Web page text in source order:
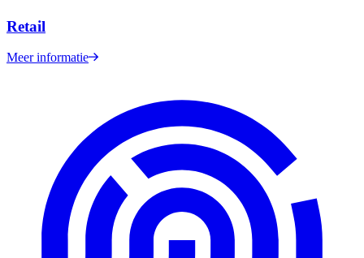
Retail
Meer informatie